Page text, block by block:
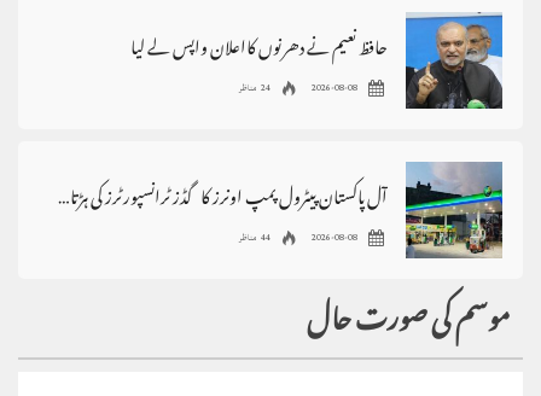
حافظ نعیم نے دھرنوں کااعلان واپس لے لیا
2026-08-08 24 مناظر
آل پاکستان پیٹرول پمپ اونرز کا گڈز ٹرانسپورٹرز کی ہڑتال کی حمایت کا اعلان
2026-08-08 44 مناظر
موسم کی صورت حال